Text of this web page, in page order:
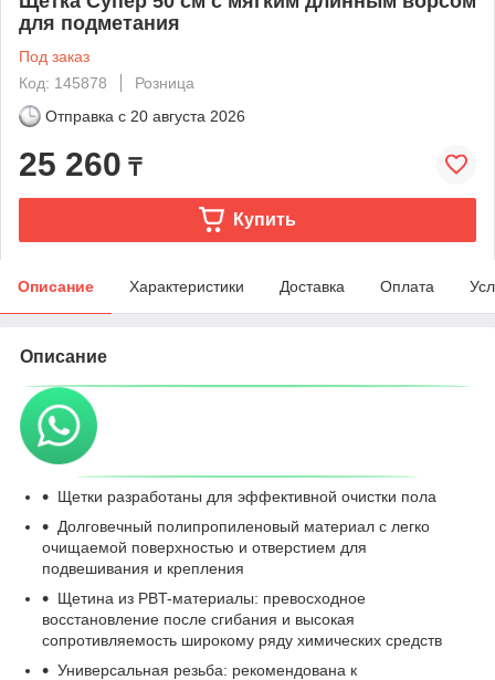
для подметания
Под заказ
Код: 145878
Розница
Отправка с 20 августа 2026
25 260 ₸
Купить
Описание Характеристики Доставка Оплата
Описание
Щетки разработаны для эффективной очистки пола
Долговечный полипропиленовый материал с легко
очищаемой поверхностью и отверстием для
подвешивания и крепления
Щетина из PBT-материалы: превосходное
восстановление после сгибания и высокая
сопротивляемость широкому ряду химических средств
Универсальная резьба: рекомендована к